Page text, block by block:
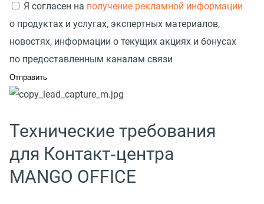
Я согласен на получение рекламной информации
о продуктах и услугах, экспертных материалов,
новостях, информации о текущих акциях и бонусах
по предоставленным каналам связи
Технические требования
для Контакт‑центра
MANGO OFFICE